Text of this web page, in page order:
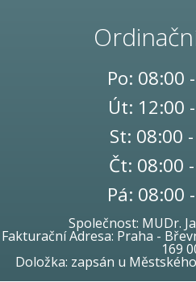
Po: 08:00
Út: 12:00
St: 08:00
Čt: 08:00
Pá: 08:00
Společnost: MUDr.
Fakturační Adresa: Praha -
169
Doložka: zapsán u